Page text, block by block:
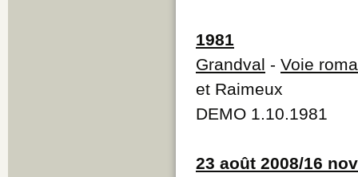
1981
Grandval - Voie
et Raimeux
DEMO 1.10.1981
23 août 2008/16